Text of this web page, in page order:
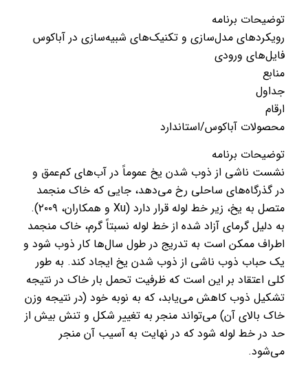
توضیحات برنامه
رویکردهای مدل‌سازی و تکنیک‌های شبیه‌سازی در آباکوس
فایل‌های ورودی
منابع
جداول
ارقام
محصولات آباکوس/استاندارد
توضیحات برنامه
نشست ناشی از ذوب شدن یخ عموماً در آب‌های کم‌عمق و
در گذرگاه‌های ساحلی رخ می‌دهد، جایی که خاک منجمد
متصل به یخ، زیر خط لوله قرار دارد (Xu و همکاران، ۲۰۰۹).
به دلیل گرمای آزاد شده از خط لوله نسبتاً گرم، خاک منجمد
اطراف ممکن است به تدریج در طول سال‌ها کار ذوب شود و
یک حباب ذوب ناشی از ذوب شدن یخ ایجاد کند. به طور
کلی اعتقاد بر این است که ظرفیت تحمل بار خاک در نتیجه
تشکیل ذوب کاهش می‌یابد، که به نوبه خود (در نتیجه وزن
خاک بالای آن) می‌تواند منجر به تغییر شکل و تنش بیش از
حد در خط لوله شود که در نهایت به آسیب آن منجر
می‌شود.